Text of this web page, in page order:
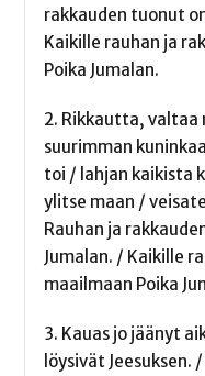
rakkauden tuonut
Kaikille rauhan ja
Poika Jumalan.
2. Rikkautta, valtaa
suurimman
toi / lahjan kaikista
ylitse maan /
Rauhan ja
Jumalan. / Kaikille
maailmaan Poika
3. Kauas jo jäänyt
löysivät